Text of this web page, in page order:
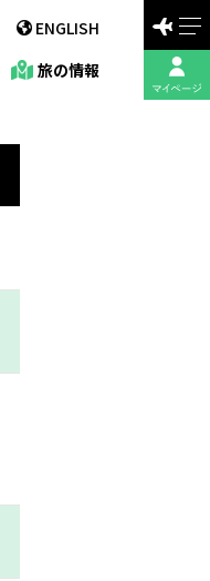
ENGLISH
旅の情報